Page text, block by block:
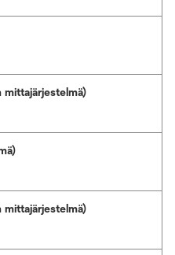
mittajärjestelmä)
mittajärjestelmä)